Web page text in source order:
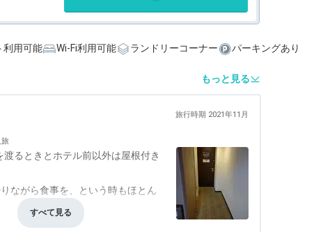
利用可能 Wi-Fi利用可能 ランドリーコーナー
パーキングあり
もっと見る
旅行時期 2021年11月
旅
るときとホテル前以外は屋根付き
ながら食事を、という時もほとん
りませんし、普通にゆっくり休め
3.0 バリアフリー評価なし